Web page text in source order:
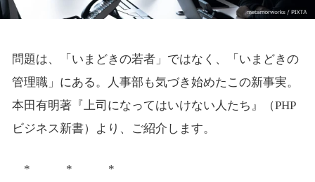
問題は、「いまどきの若者」ではなく、「いまどきの
管理職」にある。人事部も気づき始めたこの新事実。
本田有明著『上司になってはいけない人たち』（PHP
ビジネス新書）より、ご紹介します。
* * *